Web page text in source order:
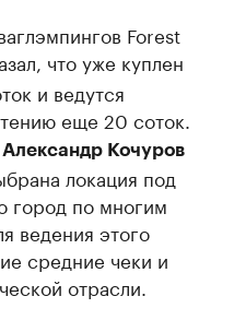
Forest
что уже куплен
и ведутся
еще 20 соток.
Александр Кочуров
локация под
город по многим
ведения этого
средние чеки и
отрасли.